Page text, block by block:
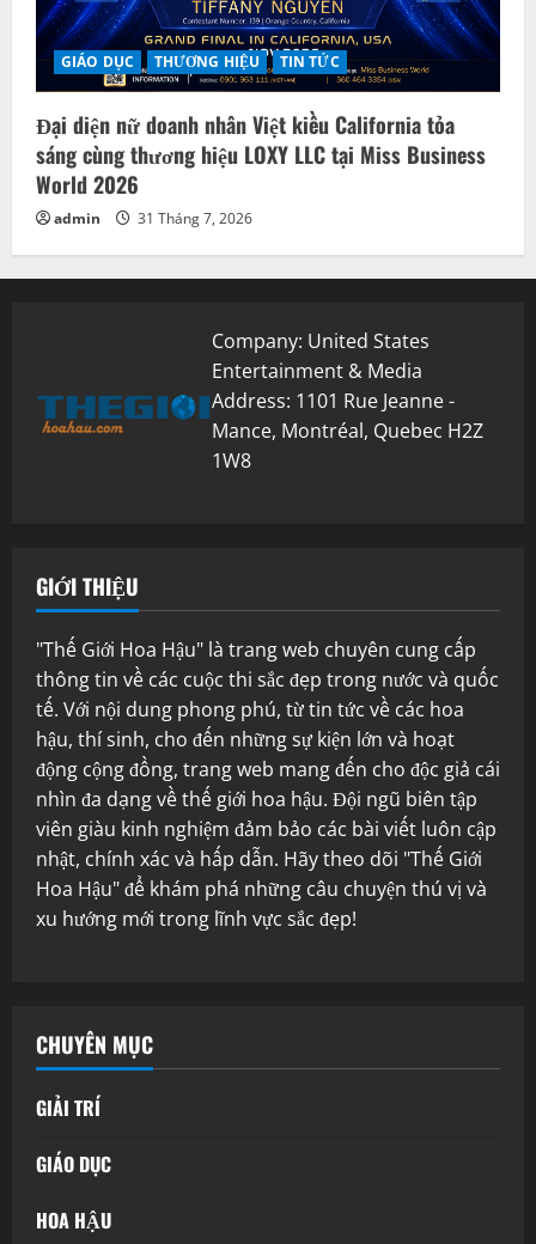
GIÁO DỤC THƯƠNG HIỆU TIN TỨC
Đại diện nữ doanh nhân Việt kiều California tỏa
sáng cùng thương hiệu LOXY LLC tại Miss Business
World 2026
admin 31 Tháng 7, 2026
Company: United States
Entertainment & Media
Address: 1101 Rue Jeanne -
Mance, Montréal, Quebec H2Z
1W8
GIỚI THIỆU
"Thế Giới Hoa Hậu" là trang web chuyên cung cấp
thông tin về các cuộc thi sắc đẹp trong nước và quốc
tế. Với nội dung phong phú, từ tin tức về các hoa
hậu, thí sinh, cho đến những sự kiện lớn và hoạt
động cộng đồng, trang web mang đến cho độc giả cái
nhìn đa dạng về thế giới hoa hậu. Đội ngũ biên tập
viên giàu kinh nghiệm đảm bảo các bài viết luôn cập
nhật, chính xác và hấp dẫn. Hãy theo dõi "Thế Giới
Hoa Hậu" để khám phá những câu chuyện thú vị và
xu hướng mới trong lĩnh vực sắc đẹp!
CHUYÊN MỤC
GIẢI TRÍ
GIÁO DỤC
HOA HẬU